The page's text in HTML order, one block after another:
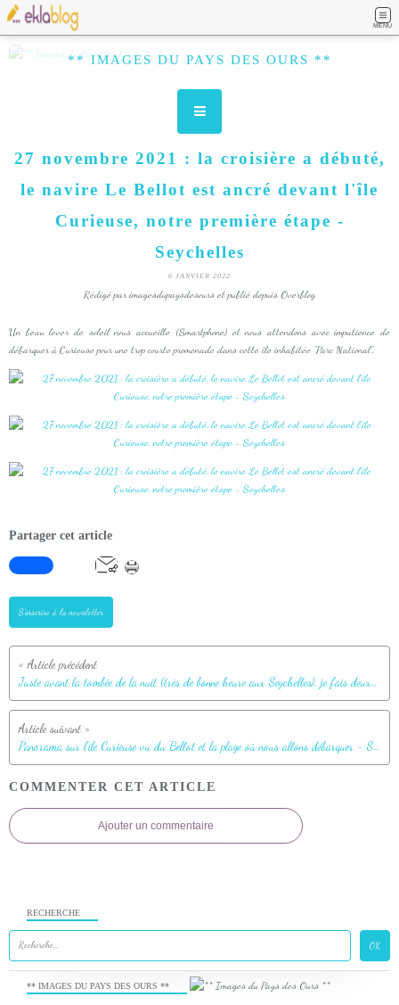
MENU
** IMAGES DU PAYS DES OURS **
27 novembre 2021 : la croisière a débuté,
le navire Le Bellot est ancré devant l'île
Curieuse, notre première étape -
Seychelles
6 JANVIER 2022
Rédigé par imagesdupaysdesours et publié depuis Overblog
Un beau lever de soleil nous accueille (Smartphone) et nous attendons avec impatience de
débarquer à Curieuse pour une trop courte promenade dans cette île inhabitée "Parc National".
Partager cet article
S'inscrire à la newsletter
Juste avant la tombée de la nuit (très de bonne heure aux Seychelles), je fais deux photos depuis le balcon de notre cabine - Navire le Bellot - Port de Victoria - Mahe
Panorama sur l'île Curieuse vu du Bellot et la plage où nous allons débarquer - Seychelles
COMMENTER CET ARTICLE
Ajouter un commentaire
RECHERCHE
** IMAGES DU PAYS DES OURS **